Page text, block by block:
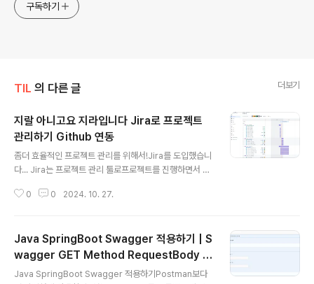
구독하기
TIL 의 다른 글 더보기
지랄 아니고요 지라입니다 Jira로 프로젝트
관리하기 Github 연동
좀더 효율적인 프로젝트 관리를 위해서!Jira를 도입했습니
다... Jira는 프로젝트 관리 툴로프로젝트를 진행하면서 해
표 작업기간 설정이 가능하고담당자, 작업상태, 보고자 등
까지 무료 Github을 연결해 까리쌈뽕하게 작업에 대한 버
전 확인도 가능하다 Jira Github 연동을 하면 이슈에 대해
브랜치와 커밋을 만들 수있다! 폼에 맞게 브랜치명과 커밋
명을 맞춰서 작성하면자동으로 연동되어 jira에서 조회가
0 0 2024. 10. 27.
Java SpringBoot Swagger 적용하기 | S
wagger GET Method RequestBody |
Swagger Request Form
Java SpringBoot Swagger 적용하기Postman보다